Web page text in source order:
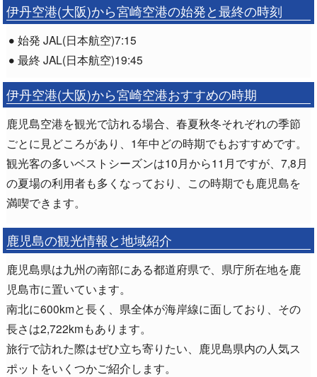
伊丹空港(大阪)から宮崎空港の始発と最終の時刻
始発 JAL(日本航空)7:15
最終 JAL(日本航空)19:45
伊丹空港(大阪)から宮崎空港おすすめの時期
鹿児島空港を観光で訪れる場合、春夏秋冬それぞれの季節
ごとに見どころがあり、1年中どの時期でもおすすめです。
観光客の多いベストシーズンは10月から11月ですが、7,8月
の夏場の利用者も多くなっており、この時期でも鹿児島を
満喫できます。
鹿児島の観光情報と地域紹介
鹿児島県は九州の南部にある都道府県で、県庁所在地を鹿
児島市に置いています。
南北に600kmと長く、県全体が海岸線に面しており、その
長さは2,722kmもあります。
旅行で訪れた際はぜひ立ち寄りたい、鹿児島県内の人気ス
ポットをいくつかご紹介します。